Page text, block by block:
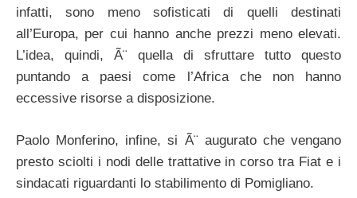
infatti, sono meno sofisticati di quelli destinati
all’Europa, per cui hanno anche prezzi meno elevati.
L’idea, quindi, Ã¨ quella di sfruttare tutto questo
puntando a paesi come l’Africa che non hanno
eccessive risorse a disposizione.
Paolo Monferino, infine, si Ã¨ augurato che vengano
presto sciolti i nodi delle trattative in corso tra Fiat e i
sindacati riguardanti lo stabilimento di Pomigliano.